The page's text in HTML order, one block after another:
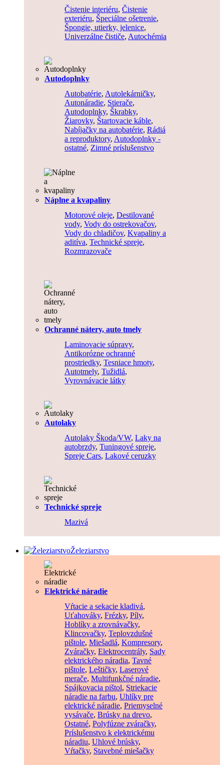
Čistenie interiéru, Čistenie
exteriéru, Špeciálne ošetrenie,
Špongie, utierky, jelenice,
Univerzálne čističe, Autochémia
Autodoplnky
Autobatérie, Autolekárničky,
Autonáradie, Stierače,
Autodoplnky, Škrabky,
Žiarovky, Štartovacie káble,
Nabíjačky na autobatérie, Rádiá
a reproduktory, Autodoplnky -
ostatné, Zimné príslušenstvo
Náplne a kvapaliny
Motorové oleje, Destilované
vody, Vody do ostrekovačov,
Vody do chladičov, Kvapaliny a
aditíva, Technické spreje,
Rozmrazovače
Ochranné nátery, auto tmely
Laminovacie súpravy,
Antikorózne ochranné
prostriedky, Tesniace hmoty,
Autotmely, Tužidlá,
Vyrovnávacie látky
Autolaky
Autolaky Škoda/VW, Laky na
autobrzdy, Tuningové spreje,
Spreje Cars, Lakové ceruzky
Technické spreje
Mazivá
Železiarstvo
Elektrické náradie
Vŕtacie a sekacie kladivá,
Uťahováky, Frézky, Píly,
Hoblíky a zrovnávačky,
Klincovačky, Teplovzdušné
pištole, Miešadlá, Kompresory,
Zváračky, Elektrocentrály, Sady
elektrického náradia, Tavné
pištole, Leštičky, Laserové
merače, Multifunkčné náradie,
Spájkovacia pištol, Striekacie
náradie na farbu, Uhlíky pre
elektrické náradie, Priemyselné
vysávače, Brúsky na drevo,
Ostatné, Polyfúzne zváračky,
Príslušenstvo k elektrickému
náradiu, Uhlové brúsky,
Vŕtačky, Stavebné miešačky